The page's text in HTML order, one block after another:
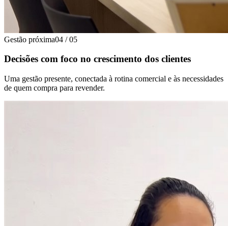
Gestão próxima04 / 05
Decisões com foco no crescimento dos clientes
Uma gestão presente, conectada à rotina comercial e às necessidades
de quem compra para revender.